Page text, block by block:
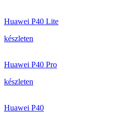
Huawei P40 Lite
készleten
Huawei P40 Pro
készleten
Huawei P40